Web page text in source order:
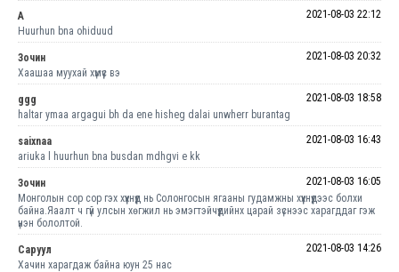
A
2021-08-03 22:12
Huurhun bna ohiduud
Зочин
2021-08-03 20:32
Хаашаа муухай хүмүүс вэ
ggg
2021-08-03 18:58
haltar ymaa argagui bh da ene hisheg dalai unwherr burantag
saixnaa
2021-08-03 16:43
ariuka l huurhun bna busdan mdhgvi e kk
Зочин
2021-08-03 16:05
Монголын сор сор гэх хүүхнүүд нь Солонгосын ягааны гудамжны хүүхнүүдээс болхи
байна.Яаалт ч гүй улсын хөгжил нь эмэгтэйчүүдийнх царай зүснээс харагддаг гэж
үнэн бололтой.
Саруул
2021-08-03 14:26
Хачин харагдаж байна юун 25 нас